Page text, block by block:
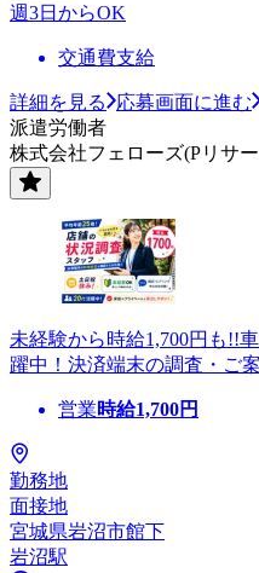
週3日からOK
交通費支給
詳細を見る
応募画面に進む
派遣労働者
株式会社フェローズ(Pリサ
未経験から時給1,700円も!!
躍中！決済端末の調査・ご
営業時給1,700円
勤務地
面接地
宮城県岩沼市館下
岩沼駅